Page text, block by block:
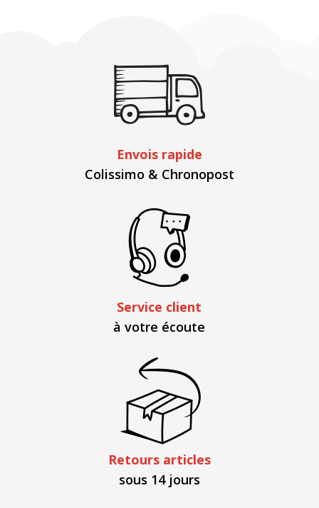
Envois rapide
Colissimo & Chronopost
Service client
à votre écoute
Retours articles
sous 14 jours